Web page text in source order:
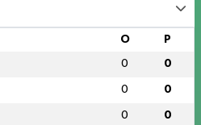
O P
0 0
0 0
0 0